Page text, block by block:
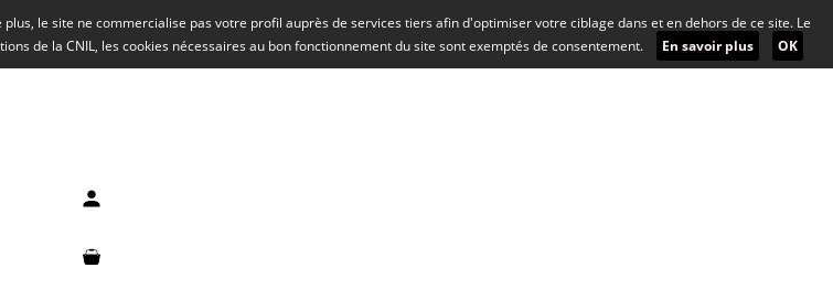
le site ne commercialise pas votre profil auprès de services tiers afin d'optimiser votre ciblage dans et en dehors de ce site. Le
de la CNIL, les cookies nécessaires au bon fonctionnement du site sont exemptés de consentement.
En savoir plus OK